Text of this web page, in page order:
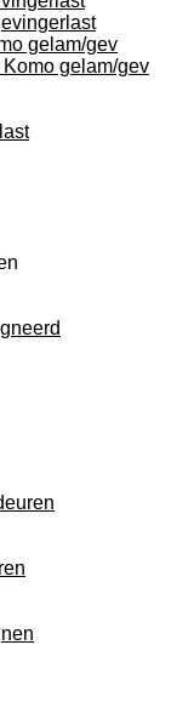
gelam/gev
gelam/gev